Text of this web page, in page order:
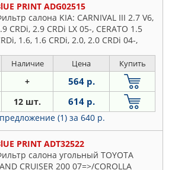
PRINT ADG02515
салона KIA: CARNIVAL III 2.7 V6,
CRDi, 2.9 CRDi LX 05-, CERATO 1.5
1.6, 1.6 CRDi, 2.0, 2.0 CRDi 04-,
Наличие Цена Купить
+ 564 р.
12 шт. 614 р.
(1) за 640 р.
PRINT ADT32522
салона угольный TOYOTA
CRUISER 200 07=>/COROLLA